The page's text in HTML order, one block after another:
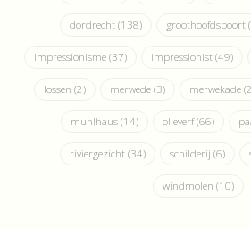
dordrecht (138) groothoofdspoort
impressionisme (37) impressionist (49)
lossen (2) merwede (3) merwekade
muhlhaus (14) olieverf(66)
riviergezicht (34) schilderij (6)
windmolen (10)